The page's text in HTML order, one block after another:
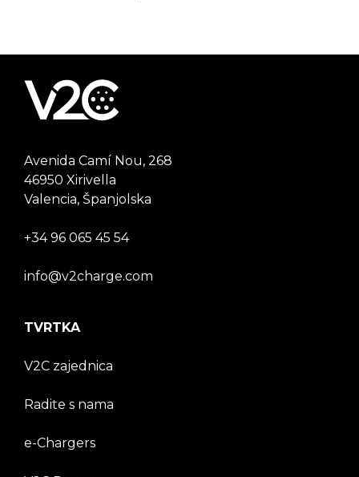
Avenida Camí Nou, 268
46950 Xirivella
Valencia, Španjolska
+34 96 065 45 54
info@v2charge.com
TVRTKA
V2C zajednica
Radite s nama
e-Chargers